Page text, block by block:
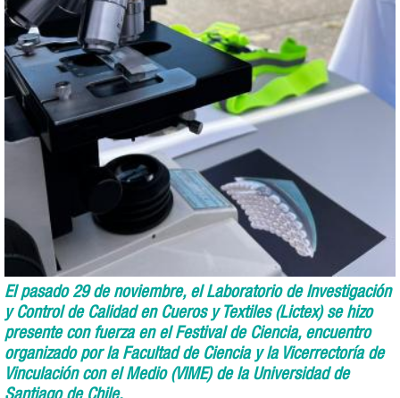
El pasado 29 de noviembre, el Laboratorio de Investigación
y Control de Calidad en Cueros y Textiles (Lictex) se hizo
presente con fuerza en el Festival de Ciencia, encuentro
organizado por la Facultad de Ciencia y la Vicerrectoría de
Vinculación con el Medio (VIME) de la Universidad de